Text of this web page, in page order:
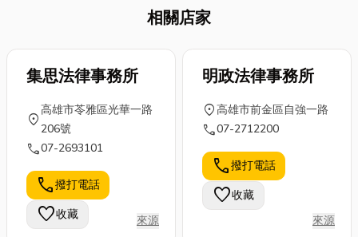
實真正影響設
備壽命、生產
率的，往往不
是大型機械，
而是那些看似
不起眼的過濾
系統。因此，
如何選對工業
濾網與過濾
熱鬧又豐盛。
無論是婚宴、
尾牙還是家族
聚會，台東的
桌菜總是熱鬧
又豐盛。 但在
享受美食的同
基本的餐桌禮
儀，能讓你在
台東的宴席上
更加得體。 這
味著故障的可
能性大幅增
幕破裂、電池
老化，還是主
機板損壞、泡
水甚至無法充
電的問題，都
可能讓人措手
不及。對於住
相關店家
集思法律事務所
location_on
高雄市苓雅區光華一路
206號
call07-2693101
call撥打電話
favorite收藏 來源
明政法律事務所
location_on高雄市前金區自強一路
call07-2712200
call撥打電話
favorite收藏
來源